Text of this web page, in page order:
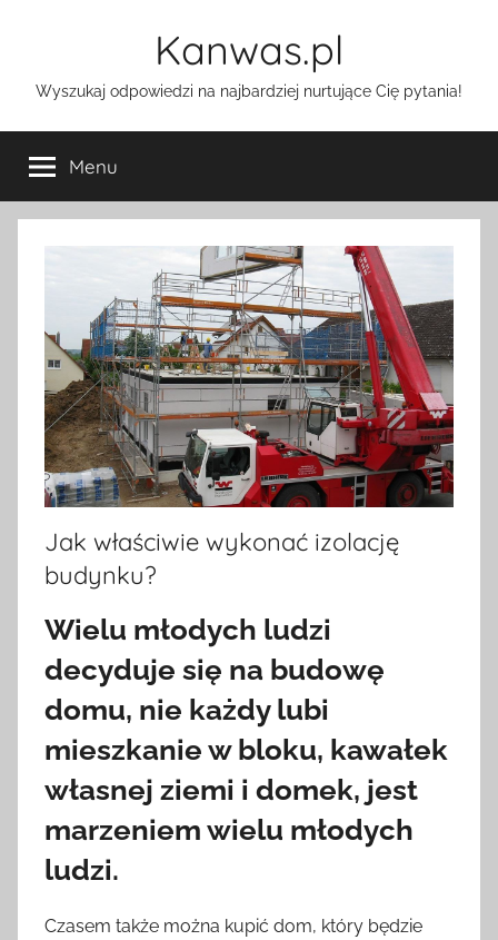
Kanwas.pl
Wyszukaj odpowiedzi na najbardziej nurtujące Cię pytania!
Menu
Jak właściwie wykonać izolację
budynku?
Wielu młodych ludzi
decyduje się na budowę
domu, nie każdy lubi
mieszkanie w bloku, kawałek
własnej ziemi i domek, jest
marzeniem wielu młodych
ludzi.
Czasem także można kupić dom, który będzie